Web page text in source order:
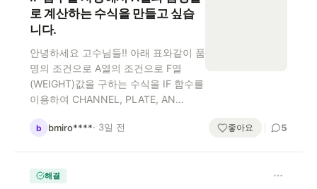
로 계산하는 수식을 만들고 싶습
니다.
안녕하세요 고수님들!! 아래 표와같이 품
명의 조건으로 A열의 조건으로 F열
(WEIGHT)값을 구하는 수식을 IF 함수를
이용하여 CHANNEL, PLATE, AN…
b bmiro****· 3일 전 좋아요 5
해결